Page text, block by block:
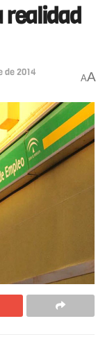
realidad
de 2014
AA